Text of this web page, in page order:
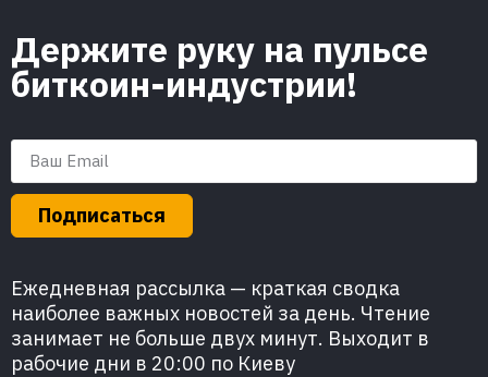
Держите руку на пульсе
биткоин-индустрии!
Подписаться
Ежедневная рассылка — краткая сводка
наиболее важных новостей за день. Чтение
занимает не больше двух минут. Выходит в
рабочие дни в 20:00 по Киеву